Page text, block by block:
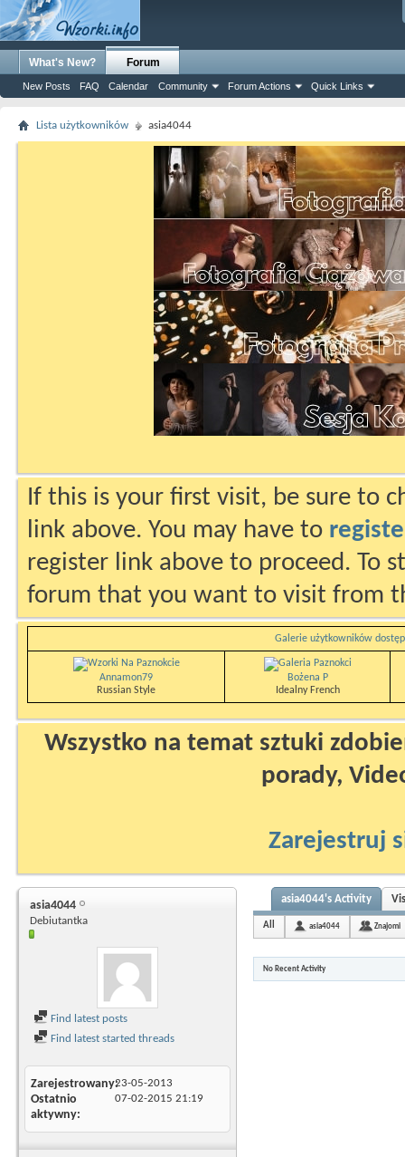
What's New? Forum
New Posts FAQ Calendar Community Forum Actions Quick Links
Lista użytkowników asia4044
If this is your first visit, be sure to
link above. You may have to
register link above to proceed. To
forum that you want to visit from
Galerie użytkowników
Annamon79
Russian Style
Bożena P
Idealny French
Wszystko na temat sztuki
porady,
Zarejestruj
asia4044
Debiutantka
Find latest posts
Find latest started threads
Zarejestrowany23-05-2013
Ostatnio
aktywny
07-02-2015 21:19
asia4044's Activity
All asia4044 Znajomi
No Recent Activity